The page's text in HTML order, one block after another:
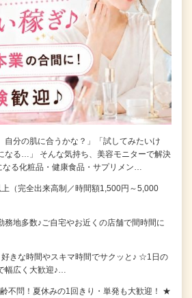
自分の肌に合うかな？」「試してみたいけ
なる…」 そんな気持ち、美容モニターで解決
なる化粧品・健康食品・サプリメン…
（完全出来高制／時間額1,500円～5,000
地多数♪ご自宅やお近くの店舗で間時間に
きな時間やスキマ時間でサクッと♪ ☆1日の
幅広く大歓迎♪…
不問！夏休みの1回きり・単発も大歓迎！ ★